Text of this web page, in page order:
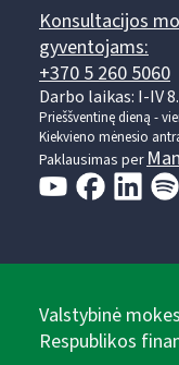
Konsultacijos
gyventojams:
+370 5 260 5060
Darbo laikas: I-IV
Prieššventinę dieną -
Kiekvieno mėnesio
Paklausimas per
Valstybinė
Respublikos